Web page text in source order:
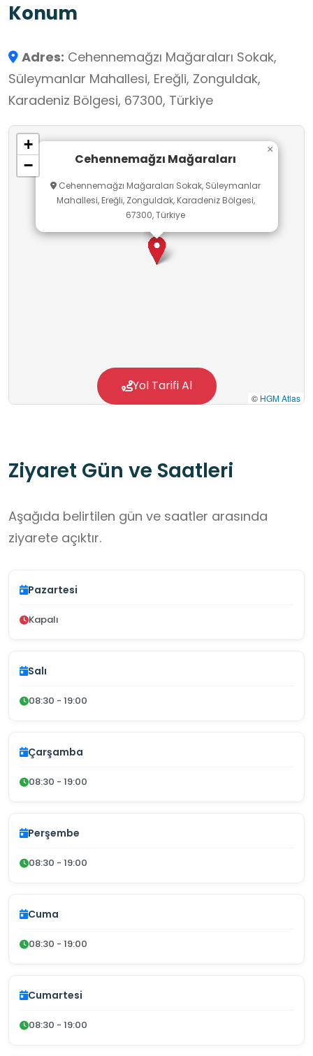
ücretleri uygun, müze kart geçerli. Doğa ve tarih
Yazın serin, kışın nispeten sıcak bir ortam
sunması yıl boyunca ziyaret için avantaj. Etraf
sessiz, huzurlu ve gezmesi keyifli bir alan.
Konum
Adres: Cehennemağzı Mağaraları Sokak,
Süleymanlar Mahallesi, Ereğli, Zonguldak,
Karadeniz Bölgesi, 67300, Türkiye
Cehennemağzı Mağaraları
Cehennemağzı Mağaraları Sokak, Süleymanlar
Mahallesi, Ereğli, Zonguldak, Karadeniz Bölgesi,
67300, Türkiye
×
+
−
© HGM Atlas
Yol Tarifi Al
Ziyaret Gün ve Saatleri
Aşağıda belirtilen gün ve saatler arasında
ziyarete açıktır.
Pazartesi
Kapalı
Salı
08:30 - 19:00
Çarşamba
08:30 - 19:00
Perşembe
08:30 - 19:00
Cuma
08:30 - 19:00
Cumartesi
08:30 - 19:00